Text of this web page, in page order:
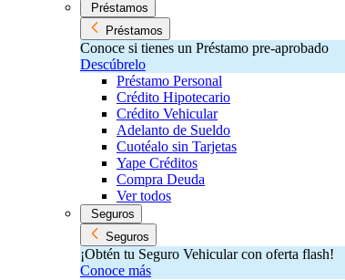
Préstamos
Préstamos
Conoce si tienes un Préstamo pre-aprobado
Descúbrelo
Préstamo Personal
Crédito Hipotecario
Crédito Vehicular
Adelanto de Sueldo
Cuotéalo sin Tarjetas
Yape Créditos
Compra Deuda
Ver todos
Seguros
Seguros
¡Obtén tu Seguro Vehicular con oferta flash!
Conoce más